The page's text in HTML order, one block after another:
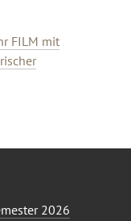
FILM mit
2026